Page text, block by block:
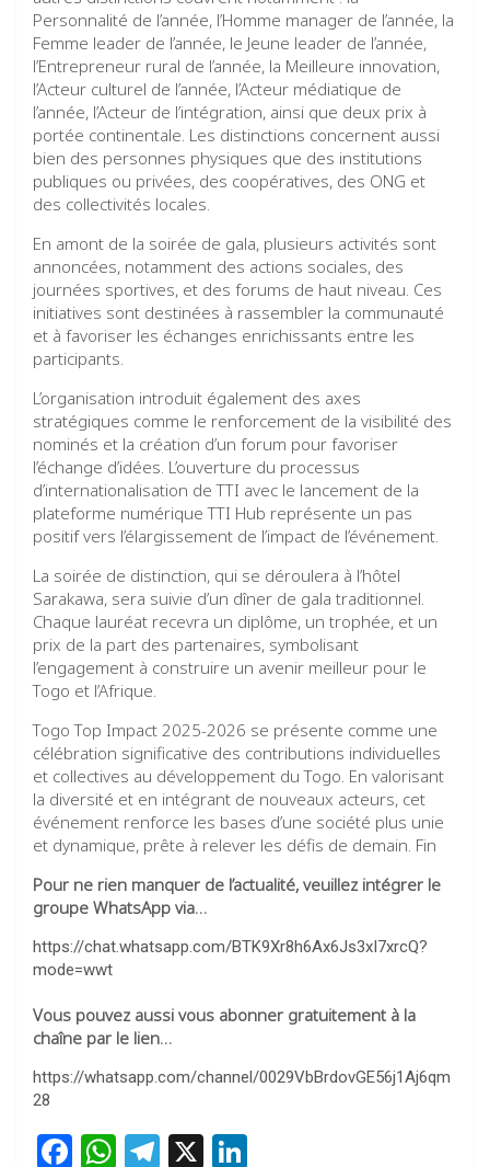
Personnalité de l’année, l’Homme manager de l’année, la
Femme leader de l’année, le Jeune leader de l’année,
l’Entrepreneur rural de l’année, la Meilleure innovation,
l’Acteur culturel de l’année, l’Acteur médiatique de
l’année, l’Acteur de l’intégration, ainsi que deux prix à
portée continentale. Les distinctions concernent aussi
bien des personnes physiques que des institutions
publiques ou privées, des coopératives, des ONG et
des collectivités locales.
En amont de la soirée de gala, plusieurs activités sont
annoncées, notamment des actions sociales, des
journées sportives, et des forums de haut niveau. Ces
initiatives sont destinées à rassembler la communauté
et à favoriser les échanges enrichissants entre les
participants.
L’organisation introduit également des axes
stratégiques comme le renforcement de la visibilité des
nominés et la création d’un forum pour favoriser
l’échange d’idées. L’ouverture du processus
d’internationalisation de TTI avec le lancement de la
plateforme numérique TTI Hub représente un pas
positif vers l’élargissement de l’impact de l’événement.
La soirée de distinction, qui se déroulera à l’hôtel
Sarakawa, sera suivie d’un dîner de gala traditionnel.
Chaque lauréat recevra un diplôme, un trophée, et un
prix de la part des partenaires, symbolisant
l’engagement à construire un avenir meilleur pour le
Togo et l’Afrique.
Togo Top Impact 2025-2026 se présente comme une
célébration significative des contributions individuelles
et collectives au développement du Togo. En valorisant
la diversité et en intégrant de nouveaux acteurs, cet
événement renforce les bases d’une société plus unie
et dynamique, prête à relever les défis de demain. Fin
Pour ne rien manquer de l’actualité, veuillez intégrer le
groupe WhatsApp via…
https://chat.whatsapp.com/BTK9Xr8h6Ax6Js3xI7xrcQ?
mode=wwt
Vous pouvez aussi vous abonner gratuitement à la
chaîne par le lien…
https://whatsapp.com/channel/0029VbBrdovGE56j1Aj6qm
28
F
W
T
X